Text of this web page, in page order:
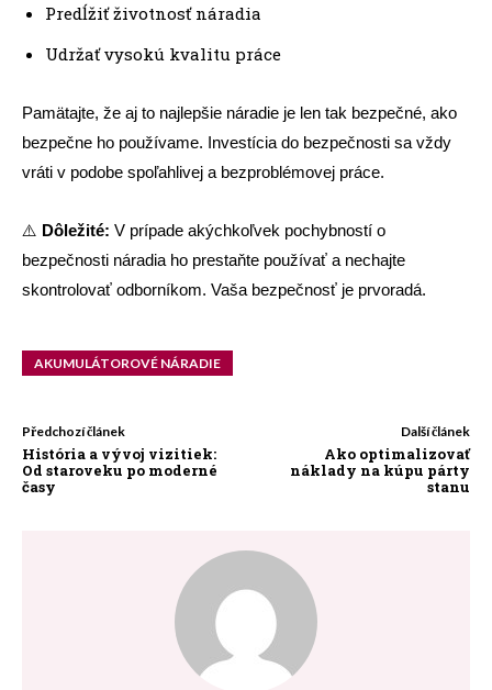
Predĺžiť životnosť náradia
Udržať vysokú kvalitu práce
Pamätajte, že aj to najlepšie náradie je len tak bezpečné, ako
bezpečne ho používame. Investícia do bezpečnosti sa vždy
vráti v podobe spoľahlivej a bezproblémovej práce.
⚠️ Dôležité: V prípade akýchkoľvek pochybností o
bezpečnosti náradia ho prestaňte používať a nechajte
skontrolovať odborníkom. Vaša bezpečnosť je prvoradá.
AKUMULÁTOROVÉ NÁRADIE
Předchozí článek
História a vývoj vizitiek:
Od staroveku po moderné
časy
Další článek
Ako optimalizovať
náklady na kúpu párty
stanu